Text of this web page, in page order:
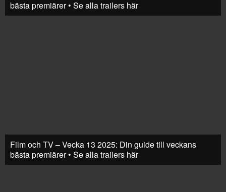
bästa premiärer • Se alla trailers här
Film och TV – Vecka 13 2025: Din guide till veckans
bästa premiärer • Se alla trailers här